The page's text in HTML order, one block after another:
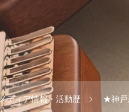
メディア情報・活動歴 ★神戸